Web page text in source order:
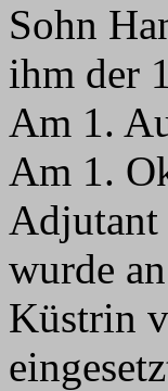
Sohn
ihm der
Am 1.
Am 1.
Adjutant
wurde
Küstrin